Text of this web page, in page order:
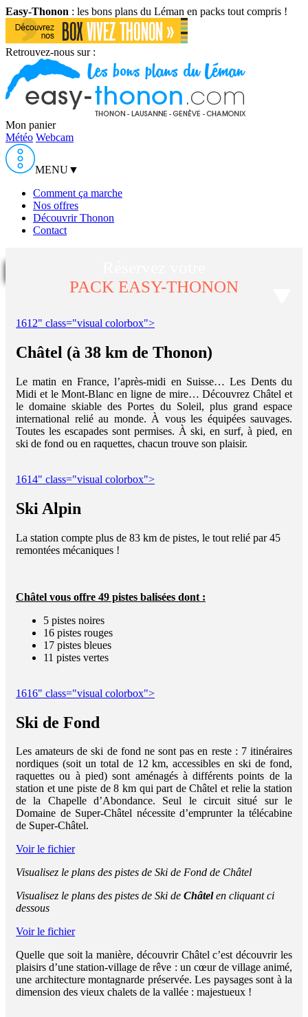
Easy-Thonon : les bons plans du Léman en packs tout compris !
Retrouvez-nous sur :
Mon panier
Météo Webcam
MENU▼
Comment ça marche
Nos offres
Découvrir Thonon
Contact
PACK EASY-THONON
1612" class="visual colorbox">
Châtel (à 38 km de Thonon)
Le matin en France, l’après-midi en Suisse… Les Dents du
Midi et le Mont-Blanc en ligne de mire… Découvrez Châtel et
le domaine skiable des Portes du Soleil, plus grand espace
international relié au monde. À vous les équipées sauvages.
Toutes les escapades sont permises. À ski, en surf, à pied, en
ski de fond ou en raquettes, chacun trouve son plaisir.
1614" class="visual colorbox">
Ski Alpin
La station compte plus de 83 km de pistes, le tout relié par 45
remontées mécaniques !
Châtel vous offre 49 pistes balisées dont :
5 pistes noires
16 pistes rouges
17 pistes bleues
11 pistes vertes
1616" class="visual colorbox">
Ski de Fond
Les amateurs de ski de fond ne sont pas en reste : 7 itinéraires
nordiques (soit un total de 12 km, accessibles en ski de fond,
raquettes ou à pied) sont aménagés à différents points de la
station et une piste de 8 km qui part de Châtel et relie la station
de la Chapelle d’Abondance. Seul le circuit situé sur le
Domaine de Super-Châtel nécessite d’emprunter la télécabine
de Super-Châtel.
Voir le fichier
Visualisez le plans des pistes de Ski de Fond de Châtel
Visualisez le plans des pistes de Ski de Châtelen cliquant ci
dessous
Voir le fichier
Quelle que soit la manière, découvrir Châtel c’est découvrir les
plaisirs d’une station-village de rêve : un cœur de village animé,
une architecture montagnarde préservée. Les paysages sont à la
dimension des vieux chalets de la vallée : majestueux !